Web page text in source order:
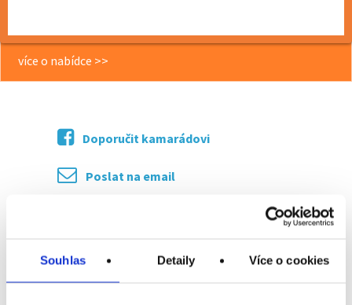
Souhlas Detaily Více o cookies
více o nabídce >>
Doporučit kamarádovi
Poslat na email